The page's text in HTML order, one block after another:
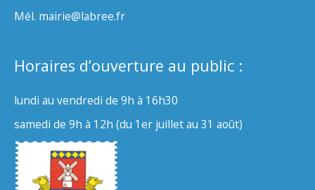
Mél. mairie@labree.fr
Horaires d’ouverture au public :
lundi au vendredi de 9h à 16h30
samedi de 9h à 12h (du 1er juillet au 31 août)